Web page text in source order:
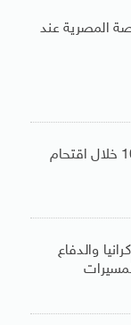
المصرية عند
حاكم سبتة: مقتل أكثر من 100 خلال اقتحام
6 فى أوكرانيا والدفاع